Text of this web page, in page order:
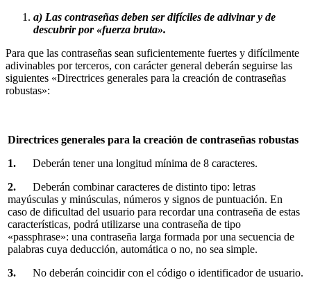
a) Las contraseñas deben ser difíciles de adivinar y de
descubrir por «fuerza bruta».
Para que las contraseñas sean suficientemente fuertes y difícilmente
adivinables por terceros, con carácter general deberán seguirse las
siguientes «Directrices generales para la creación de contraseñas
robustas»:
Directrices generales para la creación de contraseñas robustas
1. Deberán tener una longitud mínima de 8 caracteres.
2. Deberán combinar caracteres de distinto tipo: letras
mayúsculas y minúsculas, números y signos de puntuación. En
caso de dificultad del usuario para recordar una contraseña de estas
características, podrá utilizarse una contraseña de tipo
«passphrase»: una contraseña larga formada por una secuencia de
palabras cuya deducción, automática o no, no sea simple.
3. No deberán coincidir con el código o identificador de usuario.